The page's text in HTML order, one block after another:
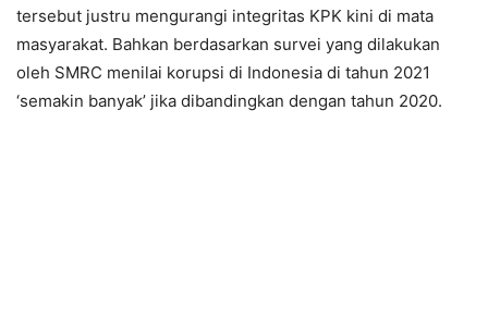
tersebut justru mengurangi integritas KPK kini di mata
masyarakat. Bahkan berdasarkan survei yang dilakukan
oleh SMRC menilai korupsi di Indonesia di tahun 2021
‘semakin banyak’ jika dibandingkan dengan tahun 2020.